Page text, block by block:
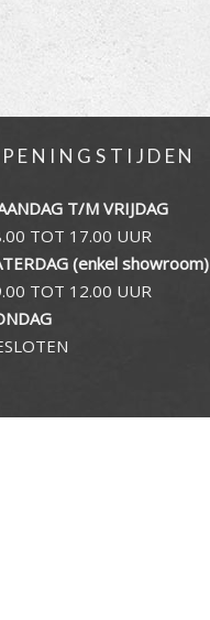
T/M VRIJDAG
TOT 17.00 UUR
(enkel showroom)
TOT 12.00 UUR